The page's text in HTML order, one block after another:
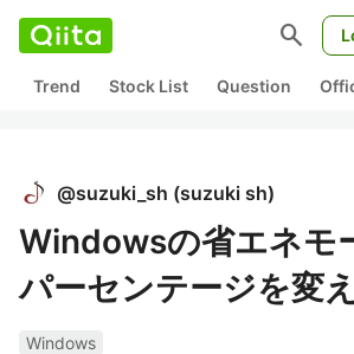
search
Trend Stock List Question
@suzuki_sh (suzuki sh)
Windowsの省エネモ
パーセンテージを変
Windows